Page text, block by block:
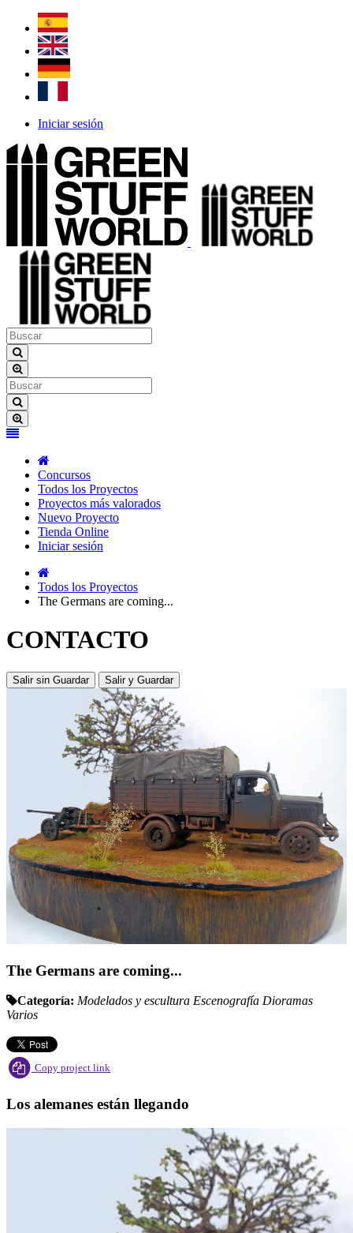
Iniciar sesión
Concursos
Todos los Proyectos
Proyectos más valorados
Nuevo Proyecto
Tienda Online
Iniciar sesión
Todos los Proyectos
The Germans are coming...
CONTACTO
The Germans are coming...
Categoría: Modelados y escultura Escenografía Dioramas
Varios
Copy project link
Los alemanes están llegando